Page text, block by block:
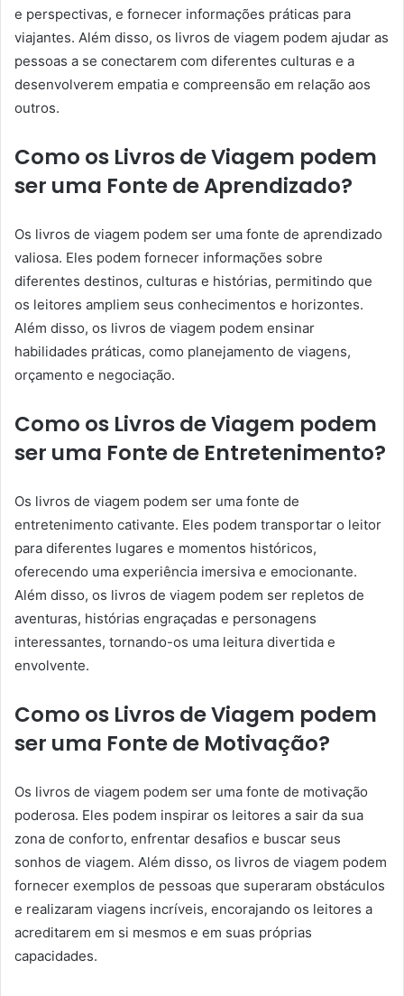
e perspectivas, e fornecer informações práticas para
viajantes. Além disso, os livros de viagem podem ajudar as
pessoas a se conectarem com diferentes culturas e a
desenvolverem empatia e compreensão em relação aos
outros.
Como os Livros de Viagem podem
ser uma Fonte de Aprendizado?
Os livros de viagem podem ser uma fonte de aprendizado
valiosa. Eles podem fornecer informações sobre
diferentes destinos, culturas e histórias, permitindo que
os leitores ampliem seus conhecimentos e horizontes.
Além disso, os livros de viagem podem ensinar
habilidades práticas, como planejamento de viagens,
orçamento e negociação.
Como os Livros de Viagem podem
ser uma Fonte de Entretenimento?
Os livros de viagem podem ser uma fonte de
entretenimento cativante. Eles podem transportar o leitor
para diferentes lugares e momentos históricos,
oferecendo uma experiência imersiva e emocionante.
Além disso, os livros de viagem podem ser repletos de
aventuras, histórias engraçadas e personagens
interessantes, tornando-os uma leitura divertida e
envolvente.
Como os Livros de Viagem podem
ser uma Fonte de Motivação?
Os livros de viagem podem ser uma fonte de motivação
poderosa. Eles podem inspirar os leitores a sair da sua
zona de conforto, enfrentar desafios e buscar seus
sonhos de viagem. Além disso, os livros de viagem podem
fornecer exemplos de pessoas que superaram obstáculos
e realizaram viagens incríveis, encorajando os leitores a
acreditarem em si mesmos e em suas próprias
capacidades.